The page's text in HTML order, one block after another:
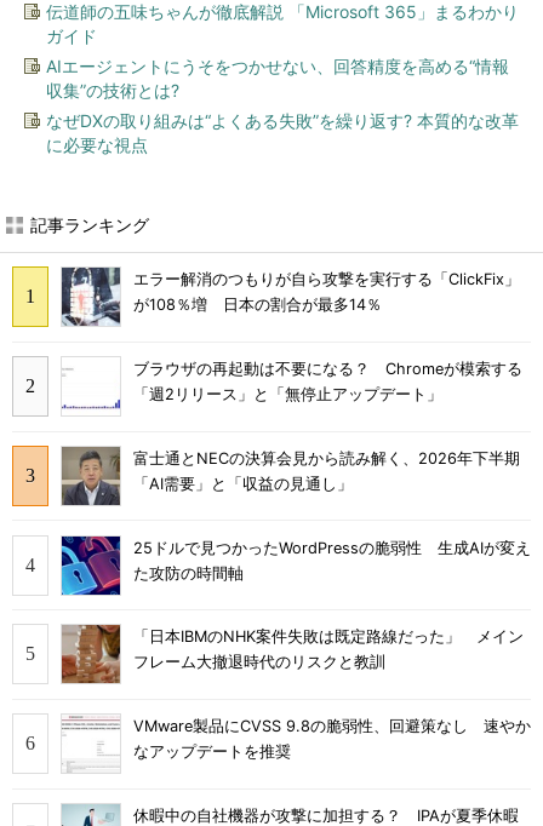
伝道師の五味ちゃんが徹底解説 「Microsoft 365」まるわかり
ガイド
AIエージェントにうそをつかせない、回答精度を高める“情報
収集”の技術とは?
なぜDXの取り組みは“よくある失敗”を繰り返す? 本質的な改革
に必要な視点
記事ランキング
エラー解消のつもりが自ら攻撃を実行する「ClickFix」
が108％増 日本の割合が最多14％
ブラウザの再起動は不要になる？ Chromeが模索する
「週2リリース」と「無停止アップデート」
富士通とNECの決算会見から読み解く、2026年下半期
「AI需要」と「収益の見通し」
25ドルで見つかったWordPressの脆弱性 生成AIが変え
た攻防の時間軸
「日本IBMのNHK案件失敗は既定路線だった」 メイン
フレーム大撤退時代のリスクと教訓
VMware製品にCVSS 9.8の脆弱性、回避策なし 速やか
なアップデートを推奨
休暇中の自社機器が攻撃に加担する？ IPAが夏季休暇